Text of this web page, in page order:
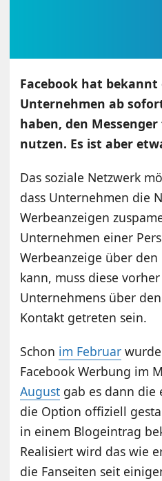
Facebook hat bekannt
Unternehmen ab
haben, den
nutzen. Es ist aber
Das soziale Netzwerk
dass Unternehmen die
Werbeanzeigen
Unternehmen einer
Werbeanzeige über den
kann, muss diese
Unternehmens über
Kontakt getreten sein.
Schon im Februar
Facebook Werbung im
August gab es dann die
die Option offiziell
in einem Blogeintrag
Realisiert wird das wie
die Fanseiten seit